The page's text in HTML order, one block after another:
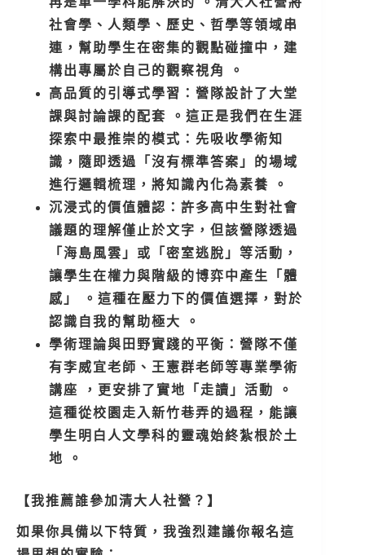
社會學、人類學、歷史、哲學等領域串
連，幫助學生在密集的觀點碰撞中，建
構出專屬於自己的觀察視角 。
高品質的引導式學習：營隊設計了大堂
課與討論課的配套 。這正是我們在生涯
探索中最推崇的模式：先吸收學術知
識，隨即透過「沒有標準答案」的場域
進行邏輯梳理，將知識內化為素養 。
沉浸式的價值體認：許多高中生對社會
議題的理解僅止於文字，但該營隊透過
「海島風雲」或「密室逃脫」等活動，
讓學生在權力與階級的博弈中產生「體
感」 。這種在壓力下的價值選擇，對於
認識自我的幫助極大 。
學術理論與田野實踐的平衡：營隊不僅
有李威宜老師、王憲群老師等專業學術
講座 ，更安排了實地「走讀」活動 。
這種從校園走入新竹巷弄的過程，能讓
學生明白人文學科的靈魂始終紮根於土
地 。
【我推薦誰參加清大人社營？】
如果你具備以下特質，我強烈建議你報名這